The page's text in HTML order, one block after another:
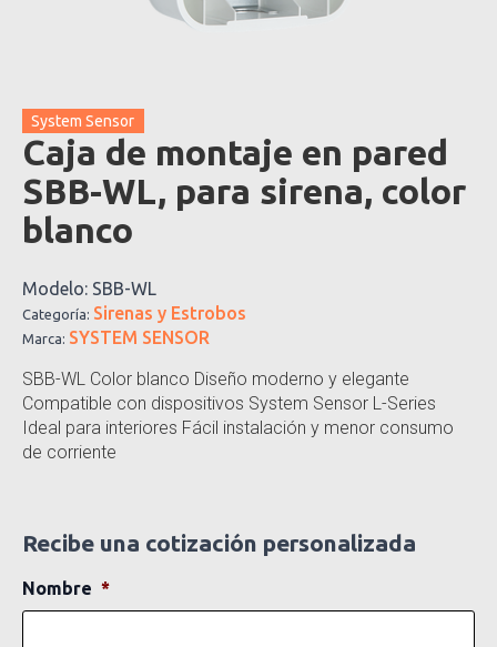
System Sensor
Caja de montaje en pared
SBB-WL, para sirena, color
blanco
Modelo: SBB-WL
Categoría: Sirenas y Estrobos
Marca: SYSTEM SENSOR
SBB-WL Color blanco Diseño moderno y elegante
Compatible con dispositivos System Sensor L-Series
Ideal para interiores Fácil instalación y menor consumo
de corriente
Recibe una cotización personalizada
Nombre *